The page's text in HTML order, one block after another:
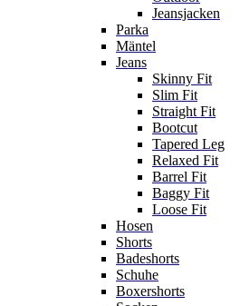
Jeansjacken
Parka
Mäntel
Jeans
Skinny Fit
Slim Fit
Straight Fit
Bootcut
Tapered Leg
Relaxed Fit
Barrel Fit
Baggy Fit
Loose Fit
Hosen
Shorts
Badeshorts
Schuhe
Boxershorts